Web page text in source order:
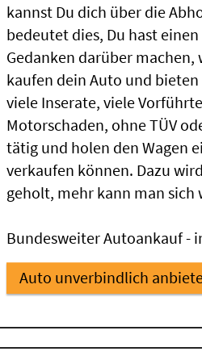
kannst Du dich über die
bedeutet dies, Du hast
Gedanken darüber
kaufen dein Auto und
viele Inserate, viele
Motorschaden, ohne TÜV
tätig und holen den Wagen
verkaufen können. Dazu
geholt, mehr kann man sich
Bundesweiter Autoankauf -
Auto unverbindlich